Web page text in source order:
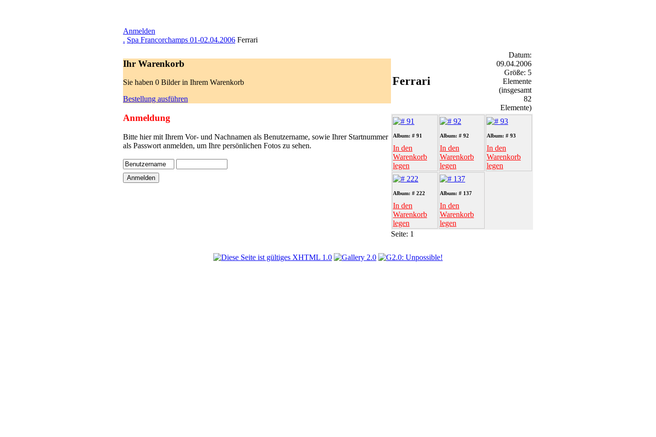
Anmelden
. Spa Francorchamps 01-02.04.2006 Ferrari
Ihr Warenkorb
Sie haben 0 Bilder in Ihrem Warenkorb
Bestellung ausführen
Anmeldung
Bitte hier mit Ihrem Vor- und Nachnamen als Benutzername, sowie Ihrer Startnummer
als Passwort anmelden, um Ihre persönlichen Fotos zu sehen.
Ferrari
Datum:
09.04.2006
Größe: 5
Elemente
(insgesamt
82
Elemente)
Album: # 91
In den
Warenkorb
legen
Album: # 92
In den
Warenkorb
legen
Album: # 93
In den
Warenkorb
legen
Album: # 222
In den
Warenkorb
legen
Album: # 137
In den
Warenkorb
legen
Seite: 1